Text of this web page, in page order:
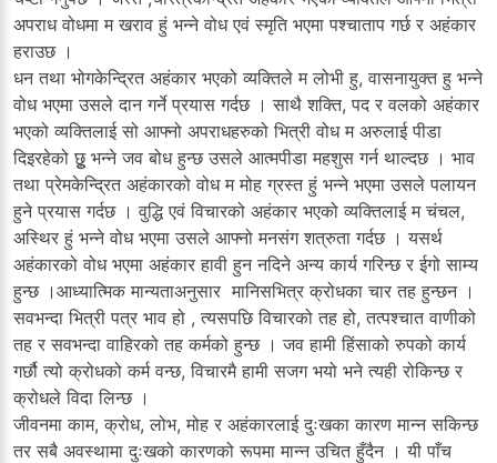
अपराध वोधमा म खराव हुं भन्ने वोध एवं स्मृति भएमा पश्चाताप गर्छ र अहंकार
हराउछ ।
धन तथा भोगकेन्द्रित अहंकार भएको व्यक्तिले म लोभी हु, वासनायुक्त हु भन्ने
वोध भएमा उसले दान गर्ने प्रयास गर्दछ । साथै शक्ति, पद र वलको अहंकार
भएको व्यक्तिलाई सो आफ्नो अपराधहरुको भित्री वोध म अरुलाई पीडा
दिइरहेको छुू भन्ने जव बोध हुन्छ उसले आत्मपीडा महशुस गर्न थाल्दछ । भाव
तथा प्रेमकेन्द्रित अहंकारको वोध म मोह ग्रस्त हुं भन्ने भएमा उसले पलायन
हुने प्रयास गर्दछ । वुद्धि एवं विचारको अहंकार भएको व्यक्तिलाई म चंचल,
अस्थिर हुं भन्ने वोध भएमा उसले आफ्नो मनसंग शत्रुता गर्दछ । यसर्थ
अहंकारको वोध भएमा अहंकार हावी हुन नदिने अन्य कार्य गरिन्छ र ईगो साम्य
हुन्छ ।आध्यात्मिक मान्यताअनुसार मानिसभित्र क्रोधका चार तह हुन्छन ।
सवभन्दा भित्री पत्र भाव हो , त्यसपछि विचारको तह हो, तत्पश्चात वाणीको
तह र सवभन्दा वाहिरको तह कर्मको हुन्छ । जव हामी हिंसाको रुपको कार्य
गर्छौ त्यो क्रोधको कर्म वन्छ, विचारमै हामी सजग भयो भने त्यही रोकिन्छ र
क्रोधले विदा लिन्छ ।
जीवनमा काम, क्रोध, लोभ, मोह र अहंकारलाई दुःखका कारण मान्न सकिन्छ
तर सबै अवस्थामा दुःखको कारणको रूपमा मान्न उचित हुँदैन । यी पाँच